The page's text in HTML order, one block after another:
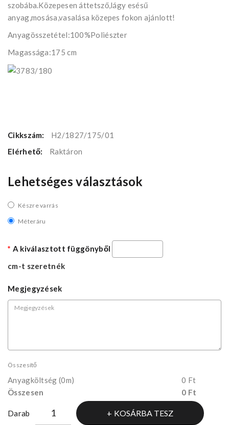
szobába.Közepesen áttetsző,lágy esésű
anyag,mosása,vasalása közepes fokon ajánlott!
Anyagösszetétel:100%Poliészter
Magassága:175 cm
Cikkszám:
H2/1827/175/01
Elérhető:
Raktáron
Lehetséges választások
Készre varrás
Méteráru
A kiválasztott függönyből
cm-t szeretnék
Megjegyzések
Összesítő
Anyagköltség (0m)
0 Ft
Összesen
0 Ft
Darab KOSÁRBA TESZ